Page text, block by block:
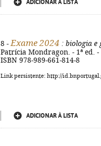
ADICIONAR À LISTA
8 - Exame 2024 : biologia e
Patrícia Mondragon. - 1ª ed.
ISBN 978-989-661-814-8
Link persistente: http://
ADICIONAR À LISTA